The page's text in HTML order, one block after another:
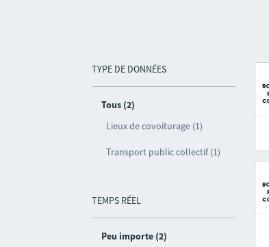
TYPE DE DONNÉES
Tous (2)
Lieux de covoiturage (1)
Transport public collectif (1)
TEMPS RÉEL
Peu importe (2)